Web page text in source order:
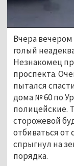
Вчера
голый
Незнакомец
проспекта.
пытался
дома № 60 по
полицейские.
сторожевой
отбиваться
спрыгнул на
порядка.